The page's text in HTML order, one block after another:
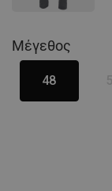
Μέγεθος
48